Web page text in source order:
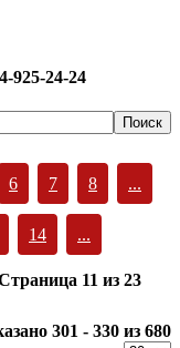
925-24-24
6 7 8 ...
14 ...
11 из 23
301 - 330 из 680